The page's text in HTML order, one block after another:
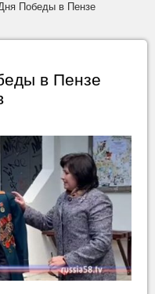
Победы в Пензе
в Пензе